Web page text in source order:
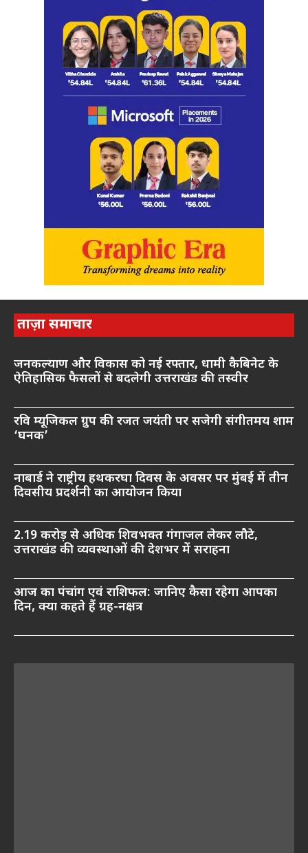
ताज़ा समाचार
जनकल्याण और विकास को नई रफ्तार, धामी कैबिनेट के
ऐतिहासिक फैसलों से बदलेगी उत्तराखंड की तस्वीर
रवि म्यूजिकल ग्रुप की रजत जयंती पर सजेगी संगीतमय शाम
‘घनक’
नाबार्ड ने राष्ट्रीय हथकरघा दिवस के अवसर पर मुंबई में तीन
दिवसीय प्रदर्शनी का आयोजन किया
2.19 करोड़ से अधिक शिवभक्त गंगाजल लेकर लौटे,
उत्तराखंड की व्यवस्थाओं की देशभर में सराहना
आज का पंचांग एवं राशिफल: जानिए कैसा रहेगा आपका
दिन, क्या कहते हैं ग्रह-नक्षत्र